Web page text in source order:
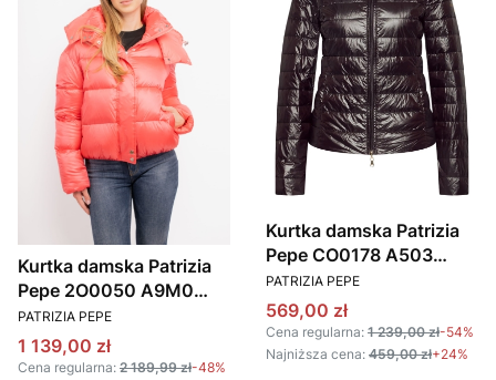
Kurtka damska Patrizia
Pepe 2O0050 A9M0
Koralowy
PRODUCENT
PATRIZIA PEPE
Cena promocyjna
1 139,00 zł
Cena regularna: 2 189,99 zł-48%
Kurtka damska Patrizia
Pepe CO0178 A503
czarny
PRODUCENT
PATRIZIA PEPE
Cena promocyjna
569,00 zł
Cena regularna: 1 239,00 zł-54%
Najniższa cena: 459,00 zł+24%